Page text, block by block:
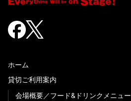
ホーム
貸切ご利用案内
会場概要
フード&ドリンクメニュー